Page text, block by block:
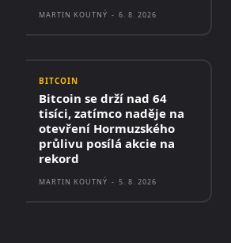
MARTIN KOUTNÝ - 6. 8. 2026
BITCOIN
Bitcoin se drží nad 64
tisíci, zatímco naděje na
otevření Hormuzského
průlivu posílá akcie na
rekord
MARTIN KOUTNÝ - 5. 8. 2026